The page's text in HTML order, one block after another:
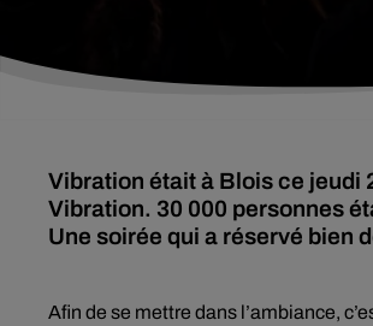
Vibration était à Blois ce jeudi
Vibration. 30 000 personnes
Une soirée qui a réservé bien
Afin de se mettre dans l’ambiance,